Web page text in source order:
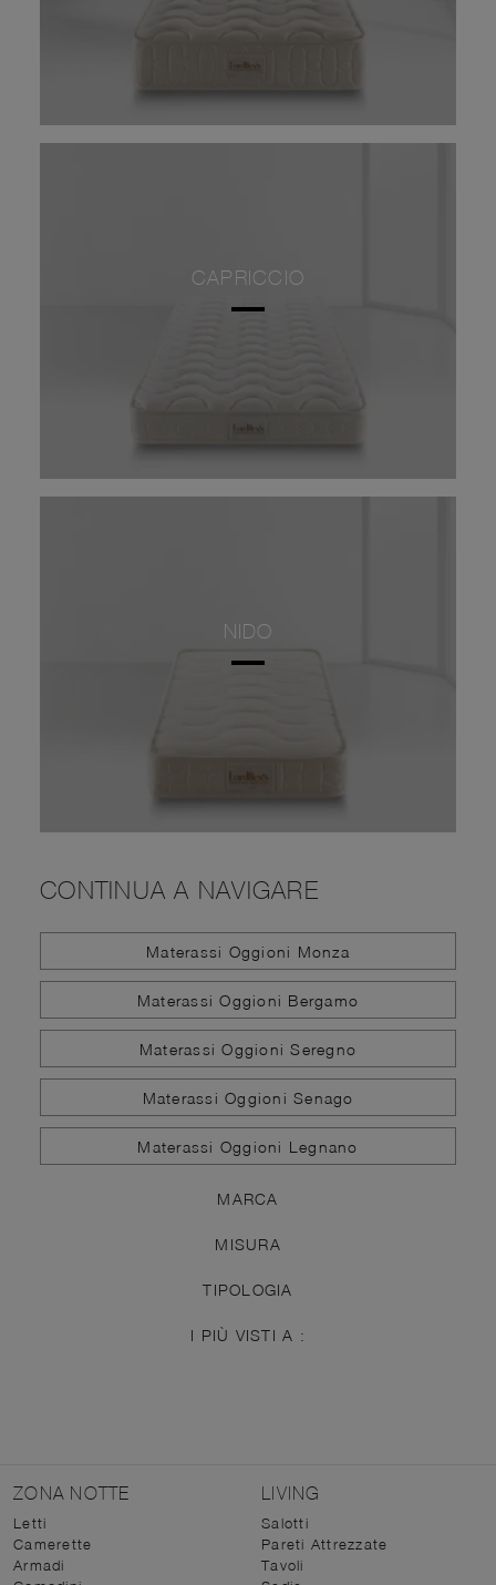
CAPRICCIO
NIDO
CONTINUA A NAVIGARE
Materassi Oggioni Monza
Materassi Oggioni Bergamo
Materassi Oggioni Seregno
Materassi Oggioni Senago
Materassi Oggioni Legnano
MARCA
MISURA
TIPOLOGIA
I PIÙ VISTI A :
ZONA NOTTE
Letti
Camerette
Armadi
LIVING
Salotti
Pareti Attrezzate
Tavoli